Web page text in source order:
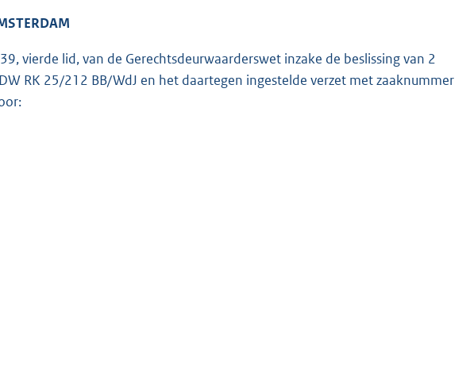
vierde lid, van de Gerechtsdeurwaarderswet inzake de beslissing van 2
RK 25/212 BB/WdJ en het daartegen ingestelde verzet met zaaknummer